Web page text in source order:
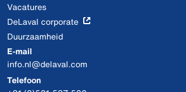
Vacatures
DeLaval corporate
Duurzaamheid
E-mail
info.nl@delaval.com
Telefoon